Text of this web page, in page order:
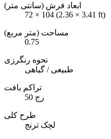
ابعاد فرش (سانتی متر)
72 × 104 (2.36 × 3.41 ft)
مساحت (متر مربع)
0.75
نحوه رنگرزی
طبیعی / گیاهی
تراکم بافت
50 رج
طرح کلی
لچک ترنج